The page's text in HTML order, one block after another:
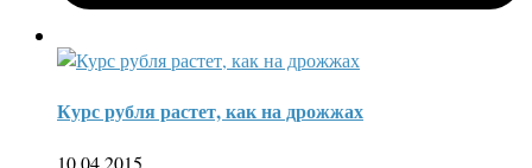
Курс рубля растет, как на дрожжах
10.04.2015